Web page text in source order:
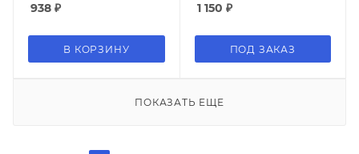
938 ₽
В КОРЗИНУ
1 150 ₽
ПОД ЗАКАЗ
ПОКАЗАТЬ ЕЩЕ